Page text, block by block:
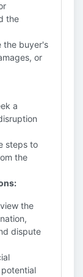
the
the buyer's
or
a
steps to
the
the
dispute